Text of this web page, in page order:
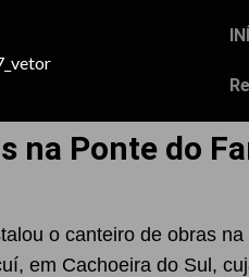
na Ponte do
o canteiro de obras
em Cachoeira do Sul,